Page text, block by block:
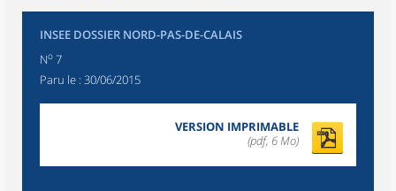
INSEE DOSSIER NORD-PAS-DE-CALAIS
No 7
Paru le : 30/06/2015
VERSION IMPRIMABLE
(pdf, 6 Mo)